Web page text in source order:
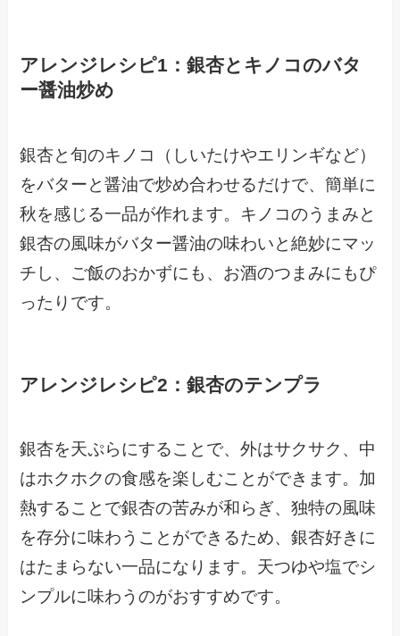
アレンジレシピ1：銀杏とキノコのバタ
ー醤油炒め
銀杏と旬のキノコ（しいたけやエリンギなど）
をバターと醤油で炒め合わせるだけで、簡単に
秋を感じる一品が作れます。キノコのうまみと
銀杏の風味がバター醤油の味わいと絶妙にマッ
チし、ご飯のおかずにも、お酒のつまみにもぴ
ったりです。
アレンジレシピ2：銀杏のテンプラ
銀杏を天ぷらにすることで、外はサクサク、中
はホクホクの食感を楽しむことができます。加
熱することで銀杏の苦みが和らぎ、独特の風味
を存分に味わうことができるため、銀杏好きに
はたまらない一品になります。天つゆや塩でシ
ンプルに味わうのがおすすめです。